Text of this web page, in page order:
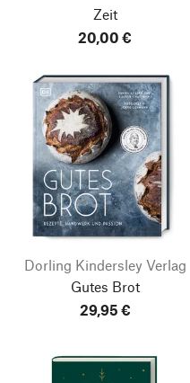
Zeit
20,00 €
Dorling Kindersley Verlag
Gutes Brot
29,95 €